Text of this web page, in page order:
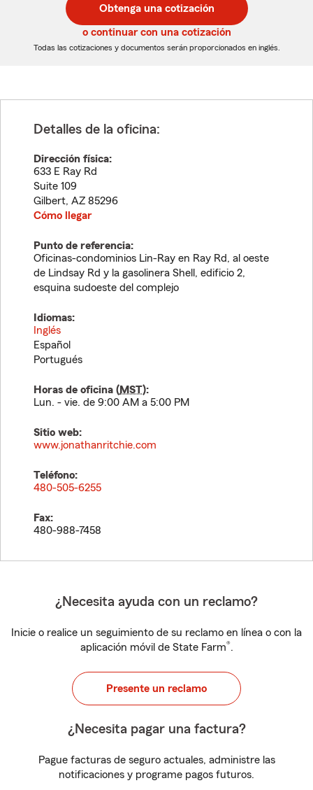
de
5
dígitos
de
5
dígitos
Obtenga una cotización
o continuar con una cotización
Todas las cotizaciones y documentos serán proporcionados en inglés.
Detalles de la oficina:
Dirección física:
633 E Ray Rd
Suite 109
Gilbert, AZ 85296
Cómo llegar
Punto de referencia:
Oficinas-condominios Lin-Ray en Ray Rd, al oeste
de Lindsay Rd y la gasolinera Shell, edificio 2,
esquina sudoeste del complejo
Idiomas:
Inglés
Español
Portugués
Horas de oficina (MST):
Lun. - vie. de 9:00 AM a 5:00 PM
Sitio web:
www.jonathanritchie.com
Teléfono:
480-505-6255
Fax:
480-988-7458
¿Necesita ayuda con un reclamo?
Inicie o realice un seguimiento de su reclamo en línea o con la
aplicación móvil de State Farm®.
Presente un reclamo
¿Necesita pagar una factura?
Pague facturas de seguro actuales, administre las
notificaciones y programe pagos futuros.